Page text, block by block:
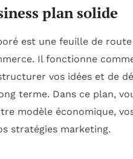
plan solide
est une feuille de
Il fonctionne
vos idées et de
terme. Dans ce plan,
modèle économique,
stratégies marketing.